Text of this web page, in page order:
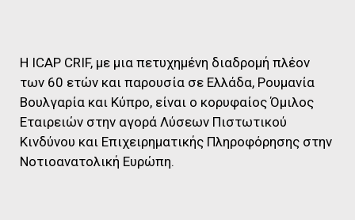
Η ICAP CRIF, με μια πετυχημένη διαδρομή πλέον
των 60 ετών και παρουσία σε Ελλάδα, Ρουμανία
Βουλγαρία και Κύπρο, είναι ο κορυφαίος Όμιλος
Εταιρειών στην αγορά Λύσεων Πιστωτικού
Κινδύνου και Επιχειρηματικής Πληροφόρησης στην
Νοτιοανατολική Ευρώπη.